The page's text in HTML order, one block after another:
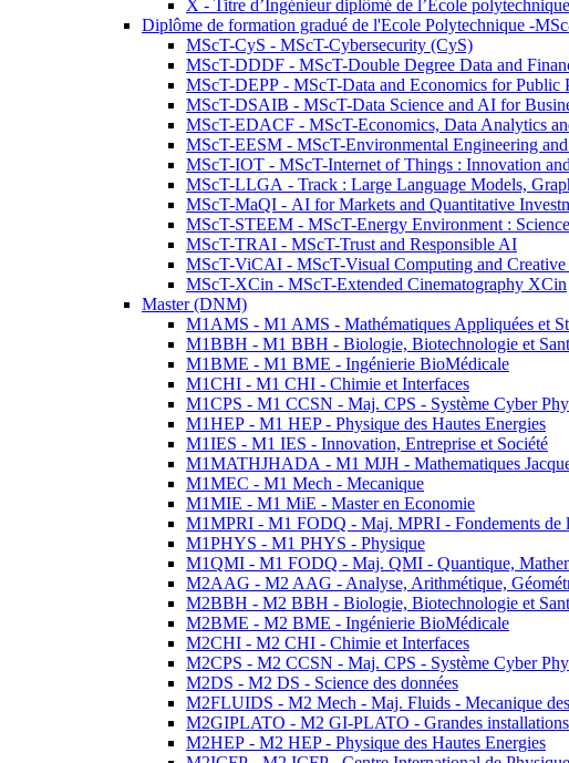
X - Titre d’Ingénieur diplômé de l’École polytechnique
Diplôme de formation gradué de l'Ecole Polytechnique -
MScT-CyS - MScT-Cybersecurity (CyS)
MScT-DDDF - MScT-Double Degree Data and
MScT-DEPP - MScT-Data and Economics for Public
MScT-DSAIB - MScT-Data Science and AI for
MScT-EDACF - MScT-Economics, Data Analytics
MScT-EESM - MScT-Environmental Engineering
MScT-IOT - MScT-Internet of Things : Innovation
MScT-LLGA - Track : Large Language Models,
MScT-MaQI - AI for Markets and Quantitative
MScT-STEEM - MScT-Energy Environment :
MScT-TRAI - MScT-Trust and Responsible AI
MScT-ViCAI - MScT-Visual Computing and
MScT-XCin - MScT-Extended Cinematography XCin
Master (DNM)
M1AMS - M1 AMS - Mathématiques Appliquées et
M1BBH - M1 BBH - Biologie, Biotechnologie et
M1BME - M1 BME - Ingénierie BioMédicale
M1CHI - M1 CHI - Chimie et Interfaces
M1CPS - M1 CCSN - Maj. CPS - Système Cyber
M1HEP - M1 HEP - Physique des Hautes Energies
M1IES - M1 IES - Innovation, Entreprise et Société
M1MATHJHADA - M1 MJH - Mathematiques
M1MEC - M1 Mech - Mecanique
M1MIE - M1 MiE - Master en Economie
M1MPRI - M1 FODQ - Maj. MPRI - Fondements de
M1PHYS - M1 PHYS - Physique
M1QMI - M1 FODQ - Maj. QMI - Quantique,
M2AAG - M2 AAG - Analyse, Arithmétique,
M2BBH - M2 BBH - Biologie, Biotechnologie et
M2BME - M2 BME - Ingénierie BioMédicale
M2CHI - M2 CHI - Chimie et Interfaces
M2CPS - M2 CCSN - Maj. CPS - Système Cyber
M2DS - M2 DS - Science des données
M2FLUIDS - M2 Mech - Maj. Fluids - Mecanique
M2GIPLATO - M2 GI-PLATO - Grandes installations
M2HEP - M2 HEP - Physique des Hautes Energies